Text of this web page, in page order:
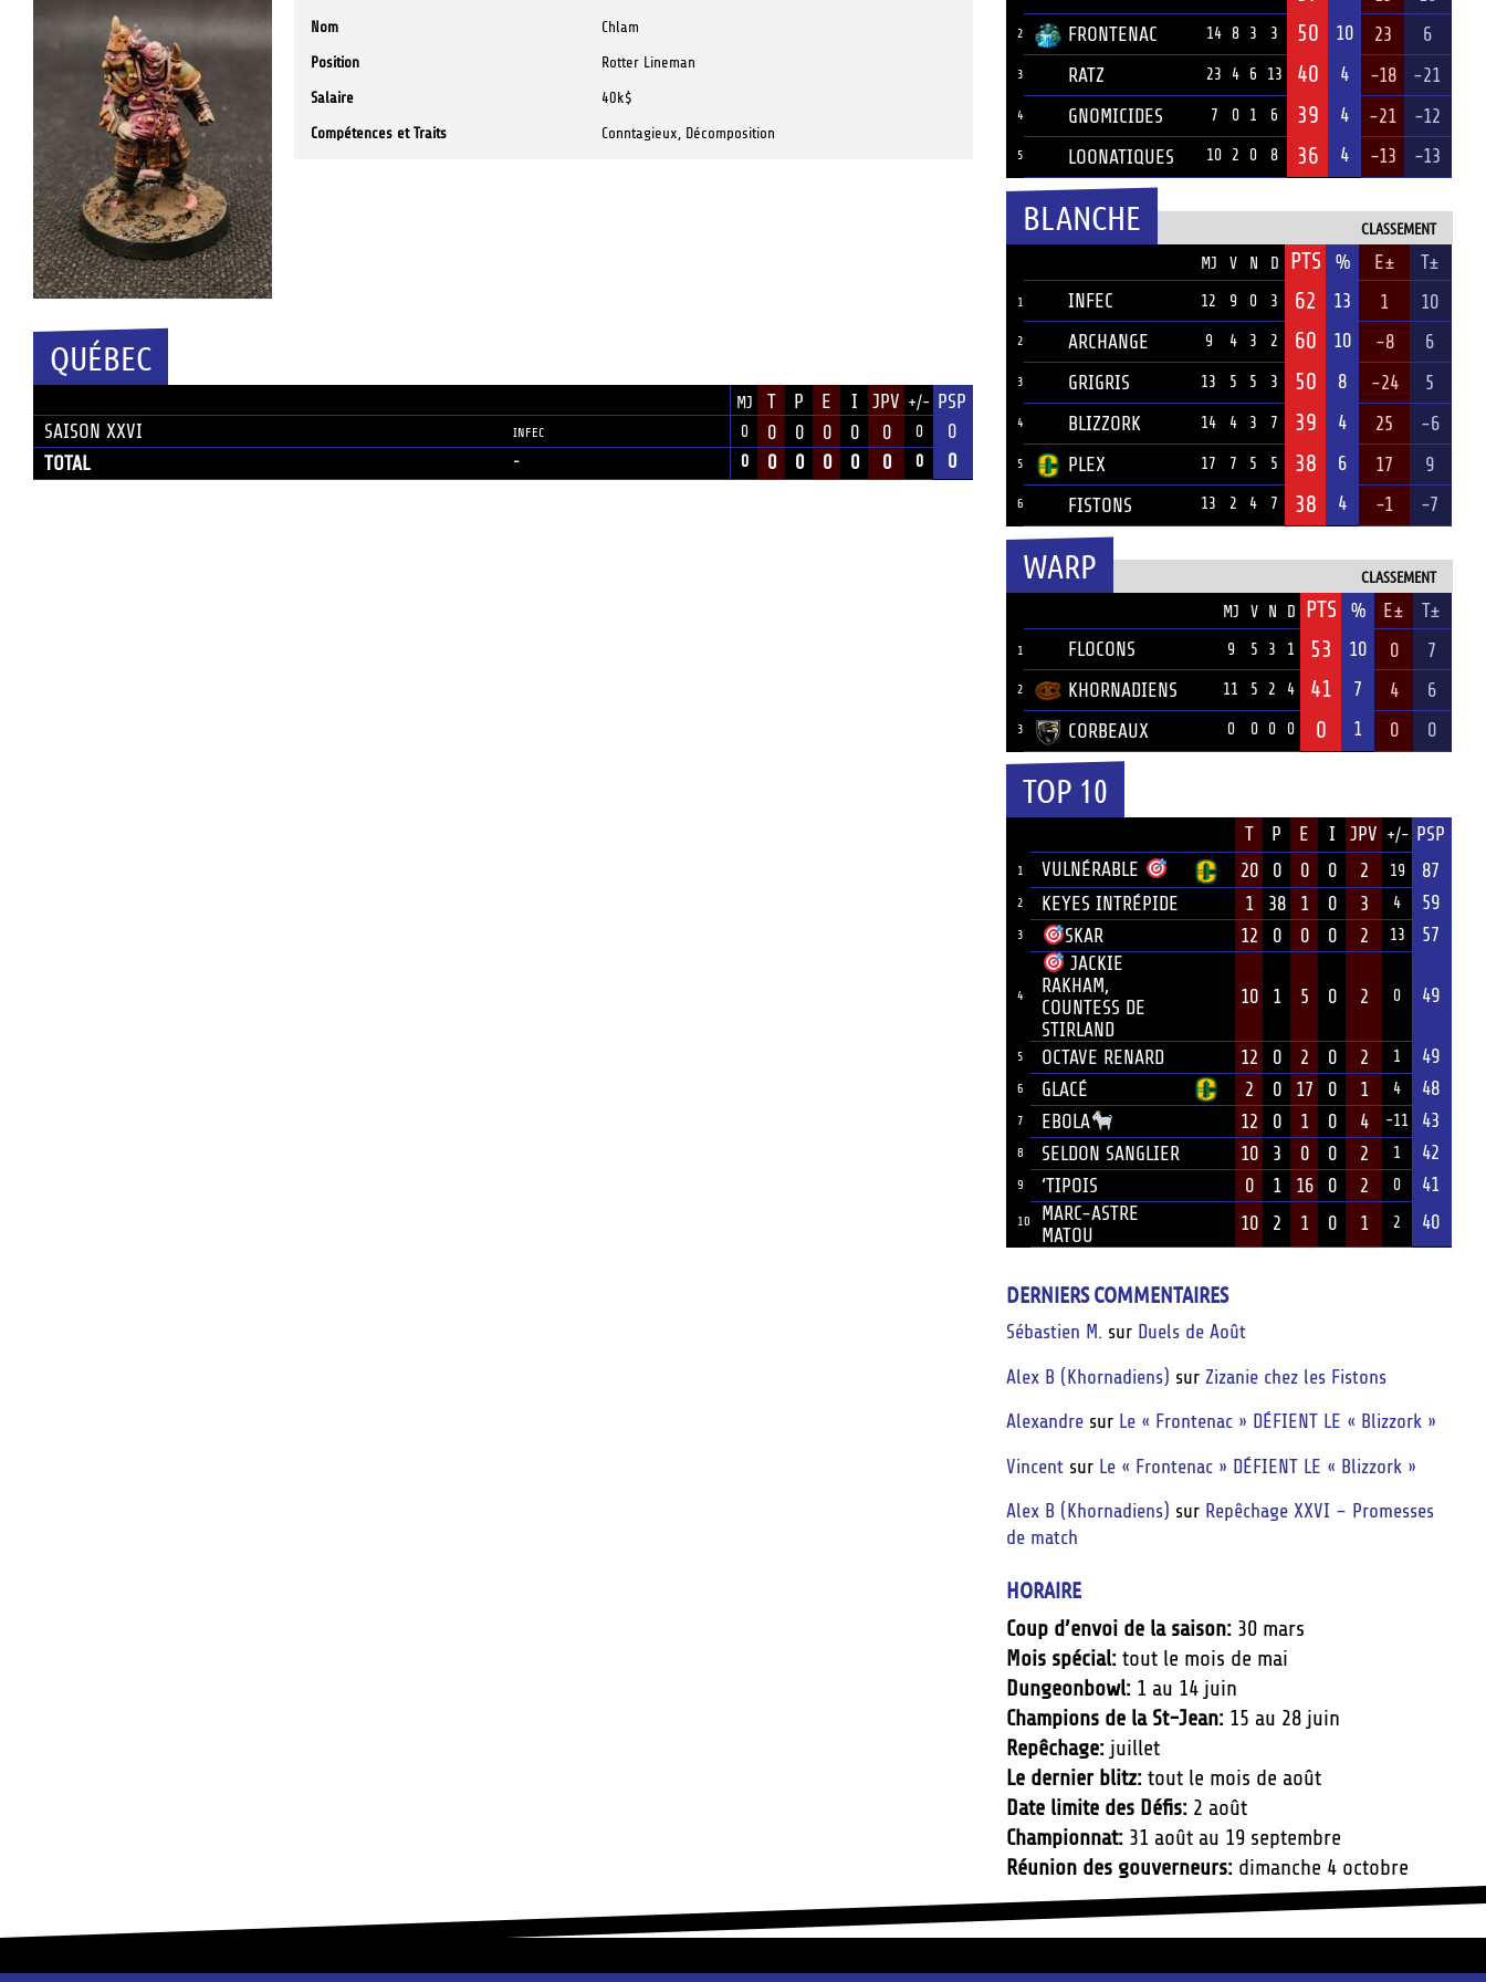
Nom Chlam
Position Rotter Lineman
Salaire 40k$
Compétences et Traits Conntagieux, Décomposition
QUÉBEC
MJ T P E I JPV +/- PSP
SAISON XXVI
INFEC 0 0 0 0 0 0 0
0
TOTAL
- 0 0 0 0 0 0 0 0
2 FRONTENAC 14 8 3 3 50 10 23 6
3 RATZ 23 4 6 13 40 4 -18 -21
4 GNOMICIDES 7 0 1 6 39 4 -21 -12
5 LOONATIQUES 10 2 0 8 36 4 -13 -13
CLASSEMENT
BLANCHE
MJ V N D PTS % E± T±
1 INFEC 12 9 0 3 62 13 1 10
2 ARCHANGE 9 4 3 2 60 10 -8 6
3 GRIGRIS 13 5 5 3 50 8 -24 5
4 BLIZZORK 14 4 3 7 39 4 25 -6
5 PLEX 17 7 5 5 38 6 17 9
6 FISTONS 13 2 4 7 38 4 -1 -7
CLASSEMENT
WARP
MJ V N D PTS % E± T±
1 FLOCONS 9 5 3 1 53 10 0 7
2 KHORNADIENS 11 5 2 4 41 7 4 6
3 CORBEAUX 0 0 0 0 0 1 0 0
TOP 10
T P E I JPV +/- PSP
1 VULNÉRABLE 20 0 0 0 2 19 87
2 KEYES INTRÉPIDE 1 38 1 0 3 4 59
3 SKAR 12 0 0 0 2 13 57
4
JACKIE
RAKHAM,
COUNTESS DE
STIRLAND
10 1 5 0 2 0 49
5 OCTAVE RENARD 12 0 2 0 2 1 49
6 GLACÉ 2 0 17 0 1 4 48
7 EBOLA 12 0 1 0 4 -11 43
8 SELDON SANGLIER 10 3 0 0 2 1 42
9 ‘TIPOIS 0 1 16 0 2 0 41
10
MARC-ASTRE
MATOU
10 2 1 0 1 2 40
DERNIERS COMMENTAIRES
Sébastien M. sur Duels de Août
Alex B (Khornadiens) surZizanie chez les Fistons
Alexandre sur Le « Frontenac » DÉFIENT LE « Blizzork »
Vincent sur Le « Frontenac » DÉFIENT LE « Blizzork »
Alex B (Khornadiens) sur Repêchage XXVI – Promesses
de match
HORAIRE
Coup d’envoi de la saison: 30 mars
Mois spécial: tout le mois de mai
Dungeonbowl: 1 au 14 juin
Champions de la St-Jean: 15 au 28 juin
Repêchage: juillet
Le dernier blitz: tout le mois de août
Date limite des Défis: 2 août
Championnat: 31 août au 19 septembre
Réunion des gouverneurs: dimanche 4 octobre